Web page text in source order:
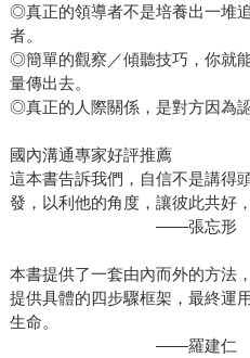
◎真正的領導者不是培養出一堆
者。
◎簡單的觀察／傾聽技巧，你就
量傳出去。
◎真正的人際關係，是對方因為
國內溝通專家好評推薦
這本書告訴我們，自信不是講得
發，以利他的角度，讓彼此共好
——張忘形 溝通表
本書提供了一套由內而外的方法
提供具體的四步驟框架，最終運
生命。
——羅建仁 溝通